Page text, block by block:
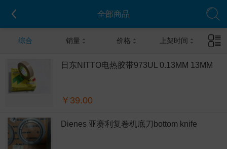
全部商品
综合 销量 价格 上架时间
日东NITTO电热胶带973UL 0.13MM 13MM
￥39.00
Dienes 亚赛利复卷机底刀bottom knife